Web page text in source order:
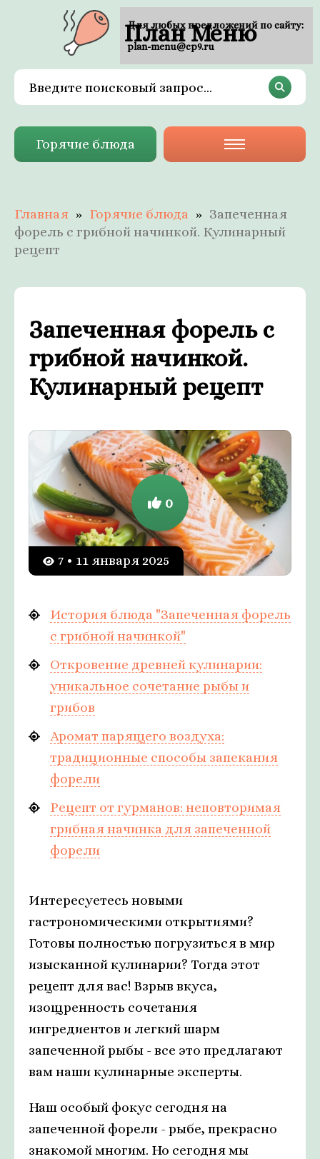
План Меню
Горячие блюда
Главная Горячие блюда
Запеченная
форель с грибной начинкой. Кулинарный
рецепт
Запеченная форель с
грибной начинкой.
Кулинарный рецепт
7 • 11 января 2025
0
История блюда "Запеченная форель
с грибной начинкой"
Откровение древней кулинарии:
уникальное сочетание рыбы и
грибов
Аромат парящего воздуха:
традиционные способы запекания
форели
Рецепт от гурманов: неповторимая
грибная начинка для запеченной
форели
Интересуетесь новыми
гастрономическими открытиями?
Готовы полностью погрузиться в мир
изысканной кулинарии? Тогда этот
рецепт для вас! Взрыв вкуса,
изощренность сочетания
ингредиентов и легкий шарм
запеченной рыбы - все это предлагают
вам наши кулинарные эксперты.
Наш особый фокус сегодня на
запеченной форели - рыбе, прекрасно
знакомой многим. Но сегодня мы
Для любых предложений по сайту:
plan-menu@cp9.ru